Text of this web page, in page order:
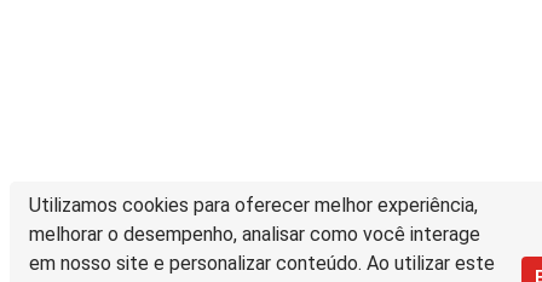
Utilizamos cookies para oferecer melhor experiência,
melhorar o desempenho, analisar como você interage
em nosso site e personalizar conteúdo. Ao utilizar este